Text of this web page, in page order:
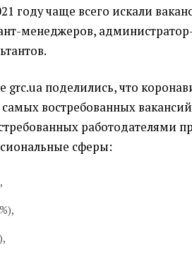
году чаще всего искали
менеджеров,
grc.ua поделились, что
востребованных
работодателями
сферы: